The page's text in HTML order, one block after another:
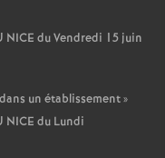
NICE du Vendredi 15 juin
un établissement»
NICE du Lundi